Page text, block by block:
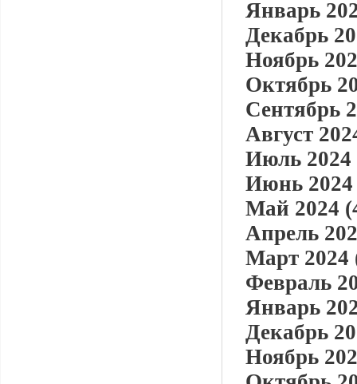
Январь
Декабрь
Ноябрь
Октябрь
Сентябрь
Август
Июль 2024
Июнь 2024
Май 2024
Апрель
Март 2024
Февраль
Январь
Декабрь
Ноябрь